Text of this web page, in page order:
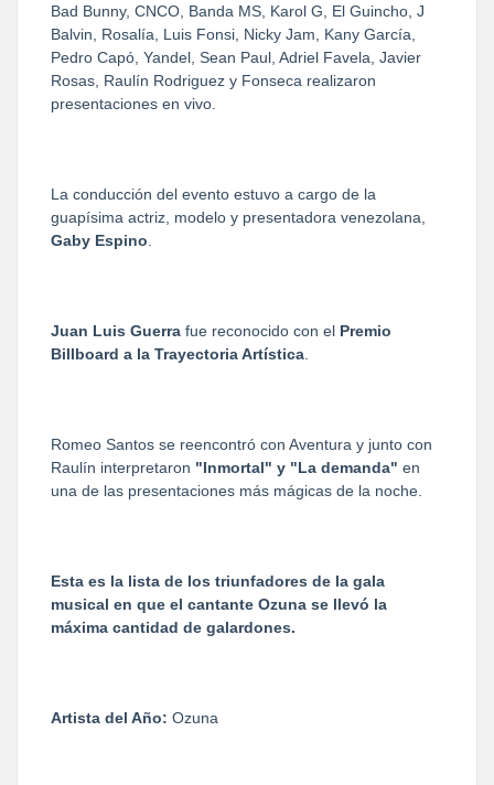
Bad Bunny, CNCO, Banda MS, Karol G, El Guincho, J
Balvin, Rosalía, Luis Fonsi, Nicky Jam, Kany García,
Pedro Capó, Yandel, Sean Paul, Adriel Favela, Javier
Rosas, Raulín Rodriguez y Fonseca realizaron
presentaciones en vivo.
La conducción del evento estuvo a cargo de la
guapísima actriz, modelo y presentadora venezolana,
Gaby Espino
Juan Luis Guerra fue reconocido con el Premio
Billboard a la Trayectoria Artística
Romeo Santos se reencontró con Aventura y junto con
Raulín interpretaron "Inmortal" y "La demanda" en
una de las presentaciones más mágicas de la noche.
Esta es la lista de los triunfadores de la gala
musical en que el cantante Ozuna se llevó la
máxima cantidad de galardones.
Artista del Año: Ozuna